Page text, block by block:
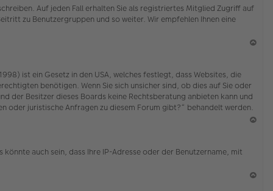
Auf jeden Fall erhalten Sie als registriertes Mitglied Zugriff auf
zu Benutzergruppen und so weiter. Wir empfehlen Ihnen eine
o
b
en
ist ein Gesetz in den USA, welches festlegt, dass Websites, die
benötigen. Wenn Sie sich unsicher sind, ob dies auf Sie oder
der Besitzer dieses Boards keine Rechtsberatung anbieten kann und
oder juristische Anfragen zu diesem Forum gibt?“ behandelt werden.
b
auch sein, dass Ihre IP-Adresse oder der Benutzername, mit